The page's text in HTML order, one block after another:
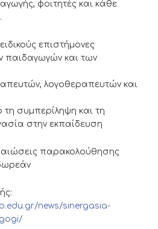
αγωγής, φοιτητές και κάθε
επιστήμονες
παιδαγωγών και των
λογοθεραπευτών και
συμπερίληψη και τη
στην εκπαίδευση
παρακολούθησης
news/sinergasia-